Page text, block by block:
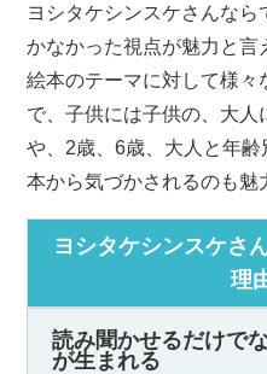
ヨシタケシンスケさんな
かなかった視点が魅力と言
絵本のテーマに対して様々
で、子供には子供の、大人
や、2歳、6歳、大人と年
本から気づかされるのも魅
ヨシタケシンスケさ
理
読み聞かせるだけで
が生まれる